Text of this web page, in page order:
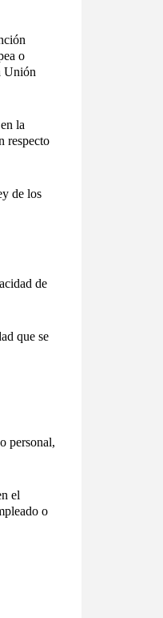
o
Unión
la
respecto
de los
de
que se
personal,
el
o